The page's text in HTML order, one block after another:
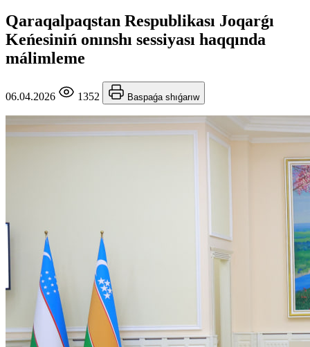
Qaraqalpaqstan Respublikası Joqarǵı
Keńesiniń onınshı sessiyası haqqında
málimleme
06.04.2026 1352 Baspaǵa shıǵarıw